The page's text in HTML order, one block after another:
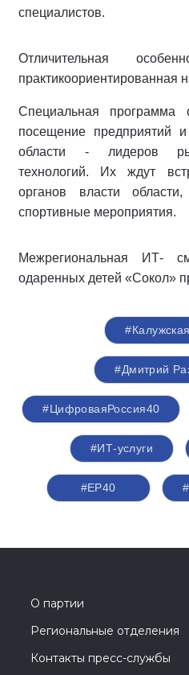
специалистов.
Отличительная
практикоориентированная
Специальная программа
посещение предприятий и
области - лидеров
технологий. Их ждут
органов власти
спортивные мероприятия.
Межрегиональная ИТ-
одаренных детей «Сокол»
#Дмитрий
#ЦифроваяРоссия40
#ИТ-услуги
#ЕР40
О партии
Региональные отделения
Контакты пресс-службы